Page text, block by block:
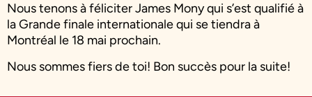
Nous tenons à féliciter James Mony qui s’est qualifié à
la Grande finale internationale qui se tiendra à
Montréal le 18 mai prochain.
Nous sommes fiers de toi! Bon succès pour la suite!